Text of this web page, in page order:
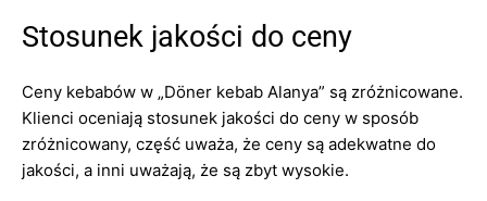
Stosunek jakości do ceny
Ceny kebabów w „Döner kebab Alanya” są zróżnicowane.
Klienci oceniają stosunek jakości do ceny w sposób
zróżnicowany, część uważa, że ceny są adekwatne do
jakości, a inni uważają, że są zbyt wysokie.